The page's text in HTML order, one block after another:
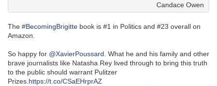
Candace Owen
The #BecomingBrigitte book is #1 in Politics and #23 overall on
Amazon.
So happy for @XavierPoussard . What he and his family and other
brave journalists like Natasha Rey lived through to bring this truth
to the public should warrant Pulitzer
Prizes. https://t.co/CSaEHrprAZ